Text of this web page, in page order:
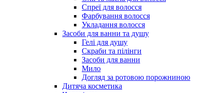
Спреї для волосся
Фарбування волосся
Укладання волосся
Засоби для ванни та душу
Гелі для душу
Скраби та пілінги
Засоби для ванни
Мило
Догляд за ротовою порожниною
Дитяча косметика